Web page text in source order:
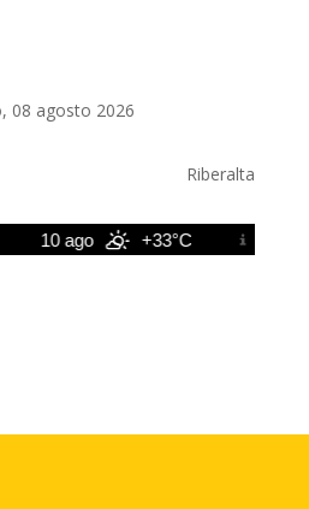
08 agosto 2026
Riberalta
10 ago +33°C 11 ago